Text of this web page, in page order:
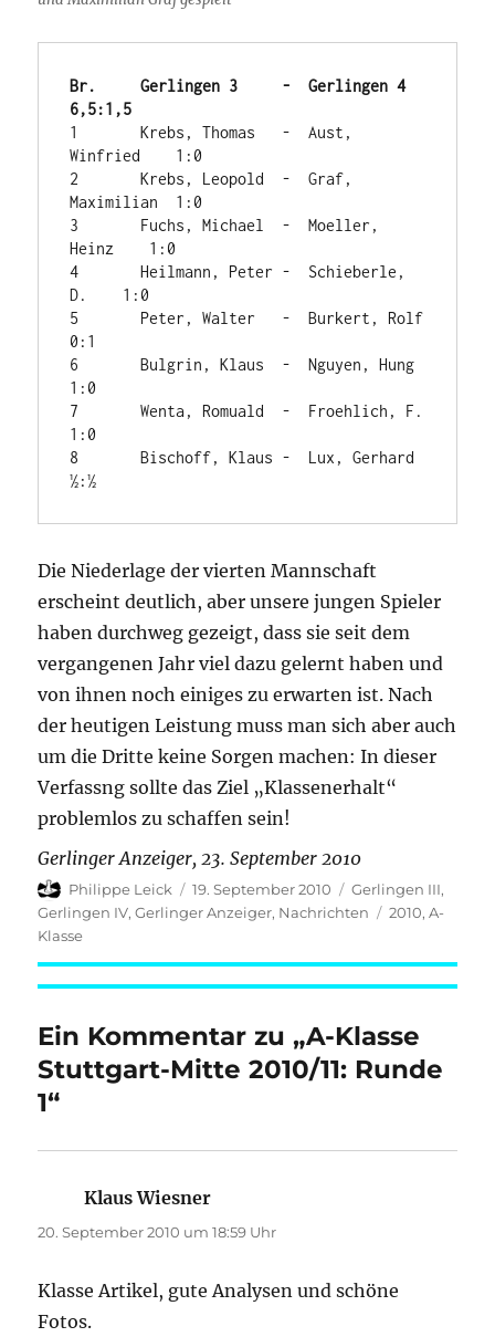
Br.	Gerlingen 3	-  Gerlingen 4
6,5:1,5
1	Krebs, Thomas	-  Aust,
Winfried    1:0
2	Krebs, Leopold	-  Graf,
Maximilian  1:0
3	Fuchs, Michael	-  Moeller,
Heinz    1:0
4	Heilmann, Peter	-  Schieberle,
D.    1:0
5	Peter, Walter	-  Burkert, Rolf
0:1
6	Bulgrin, Klaus	-  Nguyen, Hung
1:0
7	Wenta, Romuald	-  Froehlich, F.
1:0
8	Bischoff, Klaus	-  Lux, Gerhard
½:½
Die Niederlage der vierten Mannschaft
erscheint deutlich, aber unsere jungen Spieler
haben durchweg gezeigt, dass sie seit dem
vergangenen Jahr viel dazu gelernt haben und
von ihnen noch einiges zu erwarten ist. Nach
der heutigen Leistung muss man sich aber auch
um die Dritte keine Sorgen machen: In dieser
Verfassng sollte das Ziel „Klassenerhalt“
problemlos zu schaffen sein!
Gerlinger Anzeiger, 23. September 2010
Autor
Philippe Leick
Veröffentlicht
am
19. September 2010 Kategorien
Gerlingen III,
Gerlingen IV,Gerlinger Anzeiger, Nachrichten Schlagwörter
2010,A-
Klasse
Ein Kommentar zu „A-Klasse
Stuttgart-Mitte 2010/11: Runde
1“
Klaus Wiesner
20. September 2010 um 18:59 Uhr
Klasse Artikel, gute Analysen und schöne
Fotos.